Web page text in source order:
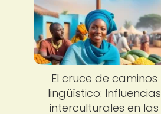
El cruce de caminos
lingüístico: Influencias
interculturales en las